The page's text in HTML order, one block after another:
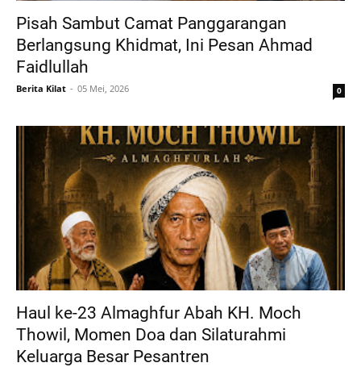
Pisah Sambut Camat Panggarangan
Berlangsung Khidmat, Ini Pesan Ahmad
Faidlullah
Berita Kilat 05 Mei, 2026 0
Haul ke-23 Almaghfur Abah KH. Moch
Thowil, Momen Doa dan Silaturahmi
Keluarga Besar Pesantren